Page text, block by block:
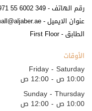
رقم الهاتف -55 6002 349
عنوان الايميل -
الطابق - First Floor
الأوقات
Friday - Saturday
10:00 ص - 12:00 ص
Sunday - Thursday
10:00 ص - 12:00 ص